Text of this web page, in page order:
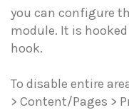
you can configure
module. It is
hook.
To disable entire
> Content/Pages >